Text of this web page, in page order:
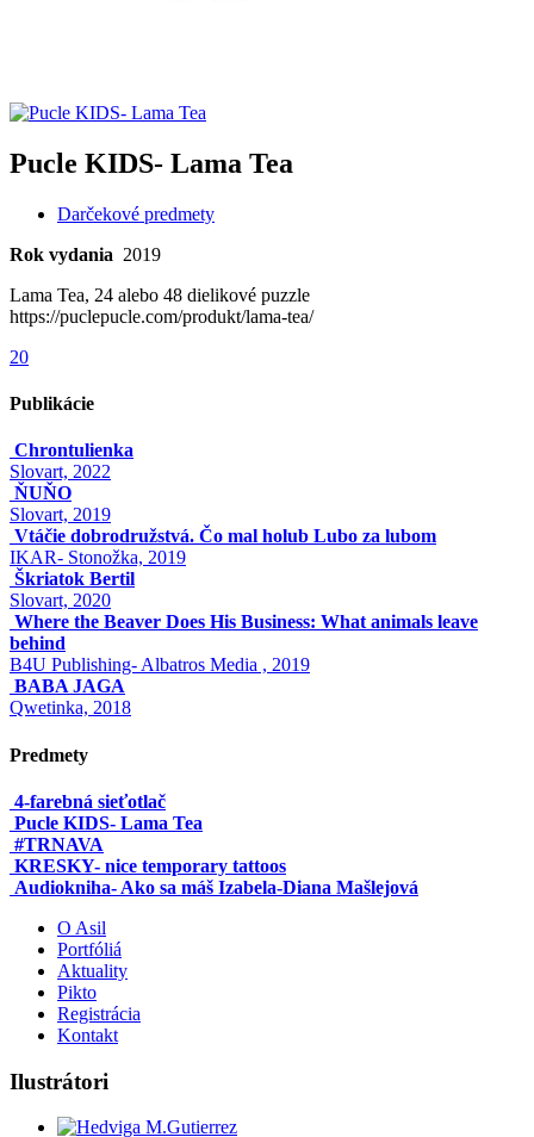
Pucle KIDS- Lama Tea
Darčekové predmety
Rok vydania 2019
Lama Tea, 24 alebo 48 dielikové puzzle
https://puclepucle.com/produkt/lama-tea/
20
Publikácie
Chrontulienka
Slovart, 2022
ŇUŇO
Slovart, 2019
Vtáčie dobrodružstvá. Čo mal holub Lubo za lubom
IKAR- Stonožka, 2019
Škriatok Bertil
Slovart, 2020
Where the Beaver Does His Business: What animals leave
behind
B4U Publishing- Albatros Media , 2019
BABA JAGA
Qwetinka, 2018
Predmety
4-farebná sieťotlač
Pucle KIDS- Lama Tea
#TRNAVA
KRESKY- nice temporary tattoos
Audiokniha- Ako sa máš Izabela-Diana Mašlejová
O Asil
Portfóliá
Aktuality
Pikto
Registrácia
Kontakt
Ilustrátori